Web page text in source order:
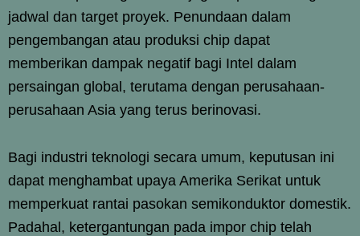
jadwal dan target proyek. Penundaan dalam
pengembangan atau produksi chip dapat
memberikan dampak negatif bagi Intel dalam
persaingan global, terutama dengan perusahaan-
perusahaan Asia yang terus berinovasi.
Bagi industri teknologi secara umum, keputusan ini
dapat menghambat upaya Amerika Serikat untuk
memperkuat rantai pasokan semikonduktor domestik.
Padahal, ketergantungan pada impor chip telah